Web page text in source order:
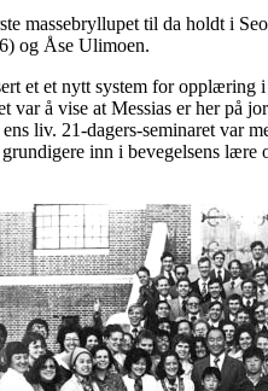
massebryllupet til da holdt i
og Åse Ulimoen.
et et nytt system for opplæring
var å vise at Messias er her på
liv. 21-dagers-seminaret var
grundigere inn i bevegelsens